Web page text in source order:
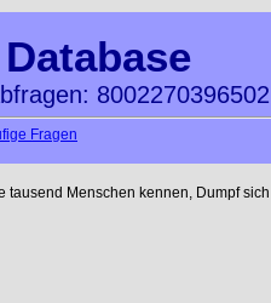
8002270396502
Fragen
Menschen kennen, Dumpf